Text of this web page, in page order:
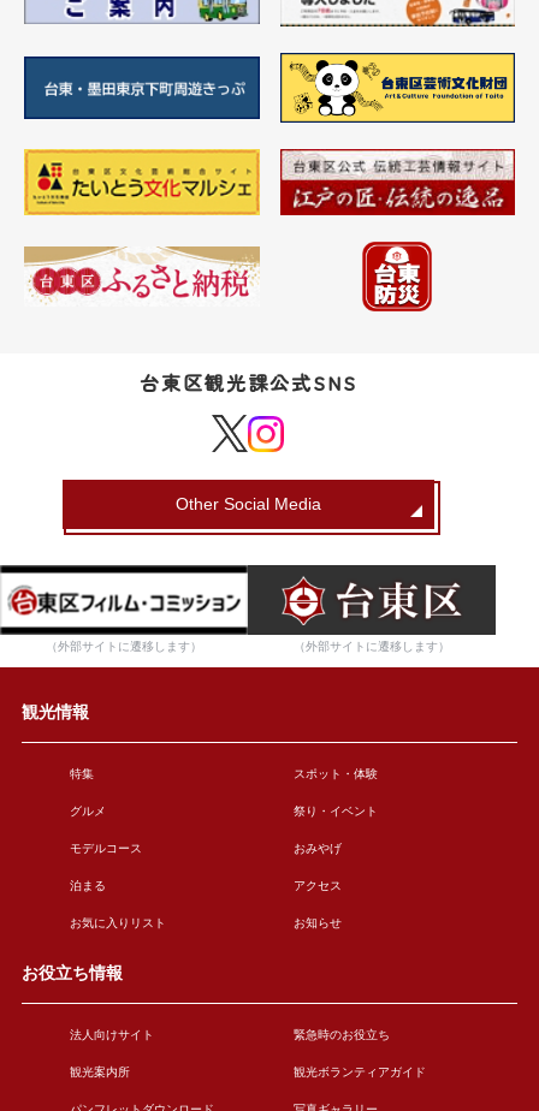
台東区観光課公式SNS
Other Social Media
（外部サイトに遷移します） （外部サイトに遷移します）
観光情報
特集 スポット・体験
グルメ 祭り・イベント
モデルコース おみやげ
泊まる アクセス
お気に入りリスト お知らせ
お役立ち情報
法人向けサイト 緊急時のお役立ち
観光案内所 観光ボランティアガイド